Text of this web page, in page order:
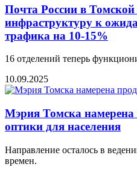
Почта России в Томской
инфраструктуру к
трафика на 10-15%
16 отделений теперь
10.09.2025
Мэрия Томска намерена
оптики для населения
Направление осталось в
времен.